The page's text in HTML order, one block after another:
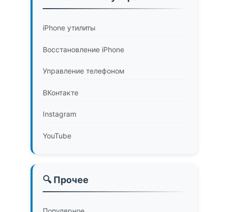
iPhone утилиты
Восстановление iPhone
Управление телефоном
ВКонтакте
Instagram
YouTube
🔍 Прочее